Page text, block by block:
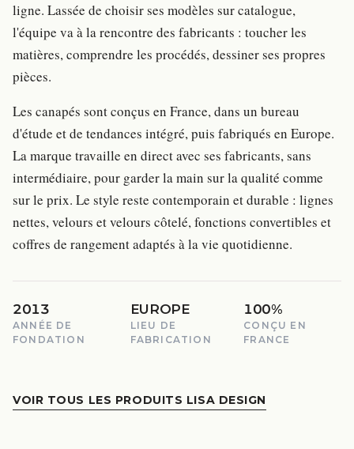
ligne. Lassée de choisir ses modèles sur catalogue,
l'équipe va à la rencontre des fabricants : toucher les
matières, comprendre les procédés, dessiner ses propres
pièces.
Les canapés sont conçus en France, dans un bureau
d'étude et de tendances intégré, puis fabriqués en Europe.
La marque travaille en direct avec ses fabricants, sans
intermédiaire, pour garder la main sur la qualité comme
sur le prix. Le style reste contemporain et durable : lignes
nettes, velours et velours côtelé, fonctions convertibles et
coffres de rangement adaptés à la vie quotidienne.
2013
ANNÉE DE
FONDATION
EUROPE
LIEU DE
FABRICATION
100%
CONÇU EN
FRANCE
VOIR TOUS LES PRODUITS LISA DESIGN